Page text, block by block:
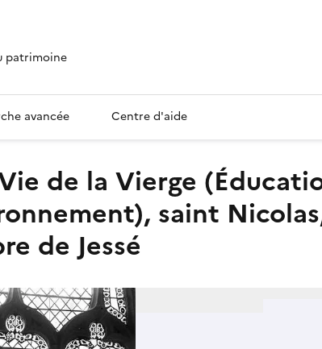
patrimoine
avancée Centre d'aide
saint
de Jessé